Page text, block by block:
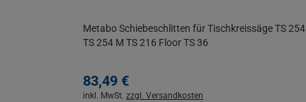
Metabo Schiebeschlitten für Tischkreissäge TS 254
TS 254 M TS 216 Floor TS 36
83,49 €
inkl. MwSt. zzgl. Versandkosten